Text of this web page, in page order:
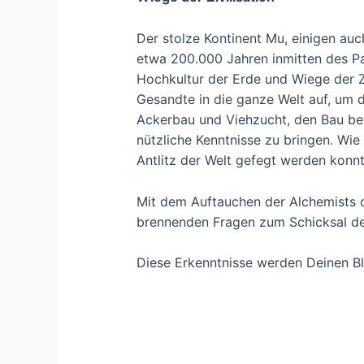
Der stolze Kontinent Mu, einigen
etwa 200.000 Jahren inmitten des
Hochkultur der Erde und Wiege der
Gesandte in die ganze Welt auf, um
Ackerbau und Viehzucht, den Bau
nützliche Kenntnisse zu bringen.
Antlitz der Welt gefegt werden
Mit dem Auftauchen der Alchemists
brennenden Fragen zum Schicksal
Diese Erkenntnisse werden Deinen